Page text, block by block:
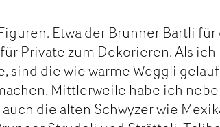
Etwa der Brunner Bartli
Private zum Dekorieren. Als
sind die wie warme Weggli
Mittlerweile habe ich
die alten Schwyzer wie